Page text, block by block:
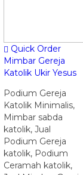
Quick Order
Mimbar Gereja
Katolik Ukir Yesus
Podium Gereja
Katolik Minimalis,
Mimbar sabda
katolik, Jual
Podium Gereja
katolik, Podium
Ceramah katolik,